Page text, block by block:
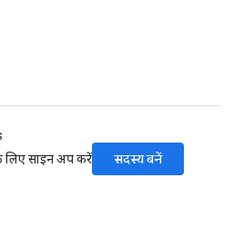
लिए साइन अप करें
सदस्य बनें